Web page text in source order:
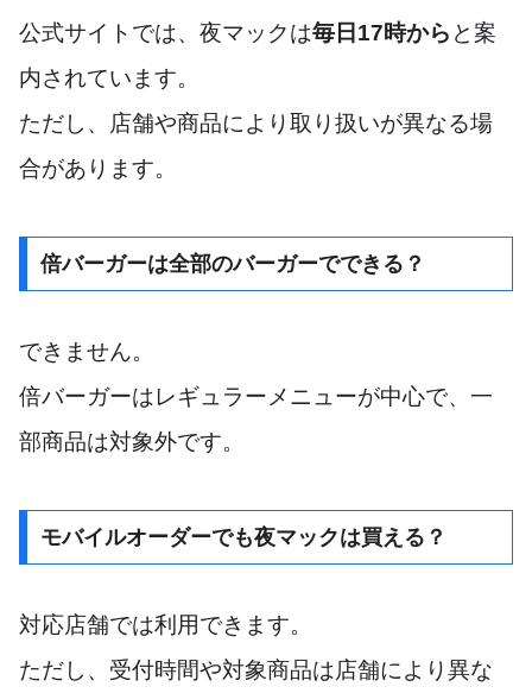
公式サイトでは、夜マックは毎日17時から と案
内されています。
ただし、店舗や商品により取り扱いが異なる場
合があります。
倍バーガーは全部のバーガーでできる？
できません。
倍バーガーはレギュラーメニューが中心で、一
部商品は対象外です。
モバイルオーダーでも夜マックは買える？
対応店舗では利用できます。
ただし、受付時間や対象商品は店舗により異な